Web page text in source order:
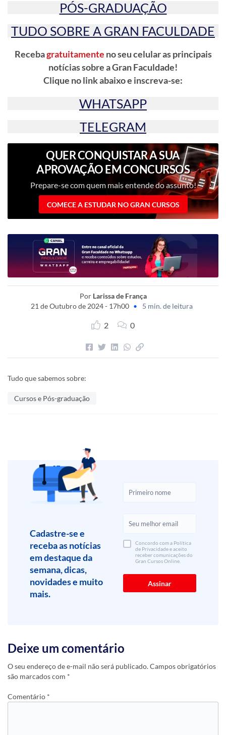
PÓS-GRADUAÇÃO
TUDO SOBRE A GRAN FACULDADE
Recebagratuitamente no seu celular as principais
notícias sobre a Gran Faculdade!
Clique no link abaixo e inscreva-se:
WHATSAPP
TELEGRAM
QUER CONQUISTAR A SUA
APROVAÇÃO EM CONCURSOS
PÚBLICOS?
Prepare-se com quem mais entende do assunto!
COMECE A ESTUDAR NO GRAN CURSOS
Por Larissa de França
21 de Outubro de 2024 - 17h00 • 5 min. de leitura
2 0
Tudo que sabemos sobre:
Cursos e Pós-graduação
Cadastre-se e
receba as notícias
em destaque da
semana, dicas,
novidades e muito
mais.
Concordo com a Política
de Privacidade e aceito
receber comunicações do
Gran Cursos Online.
Deixe um comentário
O seu endereço de e-mail não será publicado.Campos obrigatórios
são marcados com *
Comentário *